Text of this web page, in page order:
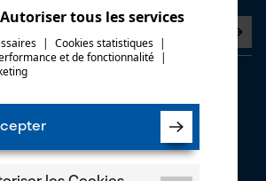
tracking personnalisé, nous pourrons vous faire
personnalisées dans notre
ne seront pas transmises à des tiers.
votre consentement à tout moment sur simple
Autoriser tous les services
| Cookies statistiques |
et de fonctionnalité |
s'est produite. Veuillez